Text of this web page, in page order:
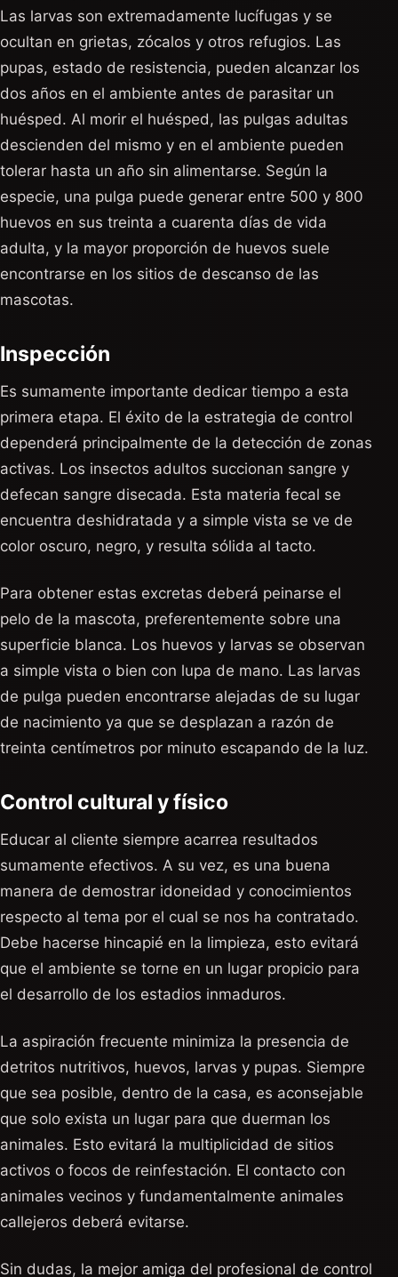
Las larvas son extremadamente lucífugas y se
ocultan en grietas, zócalos y otros refugios. Las
pupas, estado de resistencia, pueden alcanzar los
dos años en el ambiente antes de parasitar un
huésped. Al morir el huésped, las pulgas adultas
descienden del mismo y en el ambiente pueden
tolerar hasta un año sin alimentarse. Según la
especie, una pulga puede generar entre 500 y 800
huevos en sus treinta a cuarenta días de vida
adulta, y la mayor proporción de huevos suele
encontrarse en los sitios de descanso de las
mascotas.
Inspección
Es sumamente importante dedicar tiempo a esta
primera etapa. El éxito de la estrategia de control
dependerá principalmente de la detección de zonas
activas. Los insectos adultos succionan sangre y
defecan sangre disecada. Esta materia fecal se
encuentra deshidratada y a simple vista se ve de
color oscuro, negro, y resulta sólida al tacto.
Para obtener estas excretas deberá peinarse el
pelo de la mascota, preferentemente sobre una
superficie blanca. Los huevos y larvas se observan
a simple vista o bien con lupa de mano. Las larvas
de pulga pueden encontrarse alejadas de su lugar
de nacimiento ya que se desplazan a razón de
treinta centímetros por minuto escapando de la luz.
Control cultural y físico
Educar al cliente siempre acarrea resultados
sumamente efectivos. A su vez, es una buena
manera de demostrar idoneidad y conocimientos
respecto al tema por el cual se nos ha contratado.
Debe hacerse hincapié en la limpieza, esto evitará
que el ambiente se torne en un lugar propicio para
el desarrollo de los estadios inmaduros.
La aspiración frecuente minimiza la presencia de
detritos nutritivos, huevos, larvas y pupas. Siempre
que sea posible, dentro de la casa, es aconsejable
que solo exista un lugar para que duerman los
animales. Esto evitará la multiplicidad de sitios
activos o focos de reinfestación. El contacto con
animales vecinos y fundamentalmente animales
callejeros deberá evitarse.
Sin dudas, la mejor amiga del profesional de control